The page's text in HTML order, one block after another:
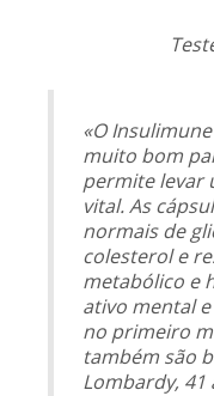
«O
muito bom
permite levar
vital. As
normais de
colesterol e
metabólico e
ativo mental
no primeiro
também são
Lombardy, 41